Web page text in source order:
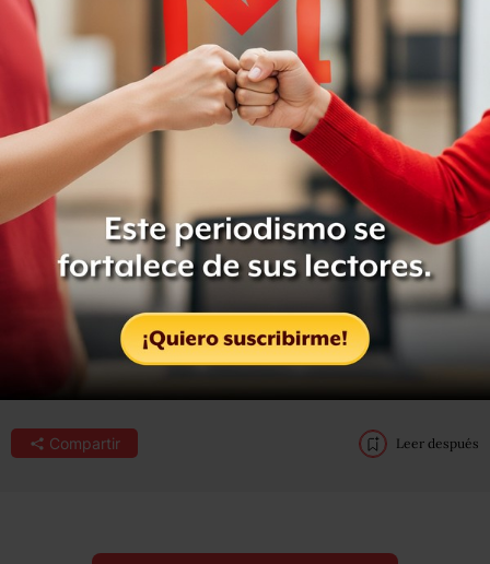
La Procuraduría General de la República (PGR)
que la mayoría de los sentenciados pertenecen a grupos
criminalescomo los cárteles del Golfo, de Sinaloa, de los
Beltrán Leyva, los Zetas y la Familia Michoacana y que
están relacionados con los
delitos de tráfico de droga,
homicidios y secuestros
Entre los procesados destacaJorge Antonio Arias Flores,
alias “El Guacho” , quien es señalado de actuar como
lugarteniente deJoaquín “El Chapo” Guzmánen el
estado de Nayarit y que supuestamente entregó
información para localizar al jefe del cártel de Sinaloa.
Compartir Leer después